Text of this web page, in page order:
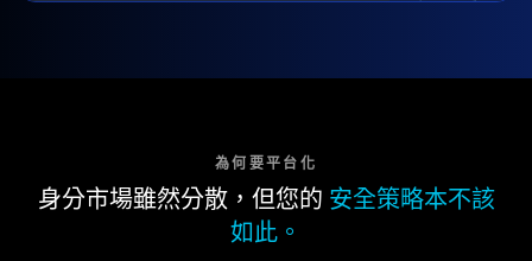
為何要平台化
身分市場雖然分散，但您的 安全策略本不該
如此。